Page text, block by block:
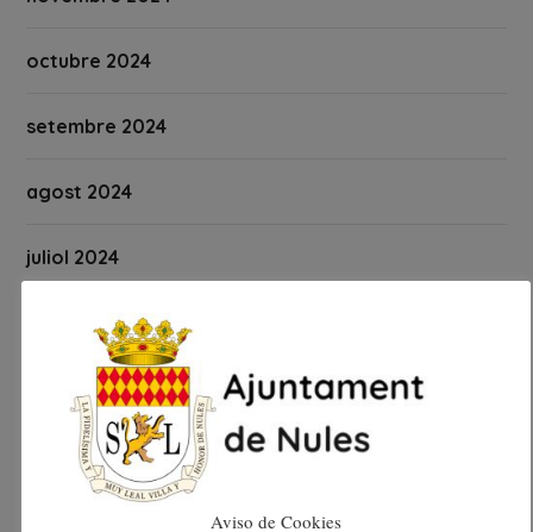
octubre 2024
setembre 2024
agost 2024
juliol 2024
juny 2024
maig 2024
abril 2024
Aviso de Cookies